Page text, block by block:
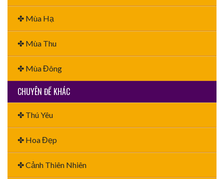
✤ Mùa Hạ
✤ Mùa Thu
✤ Mùa Đông
CHUYÊN ĐỀ KHÁC
✤ Thú Yêu
✤ Hoa Đẹp
✤ Cảnh Thiên Nhiên